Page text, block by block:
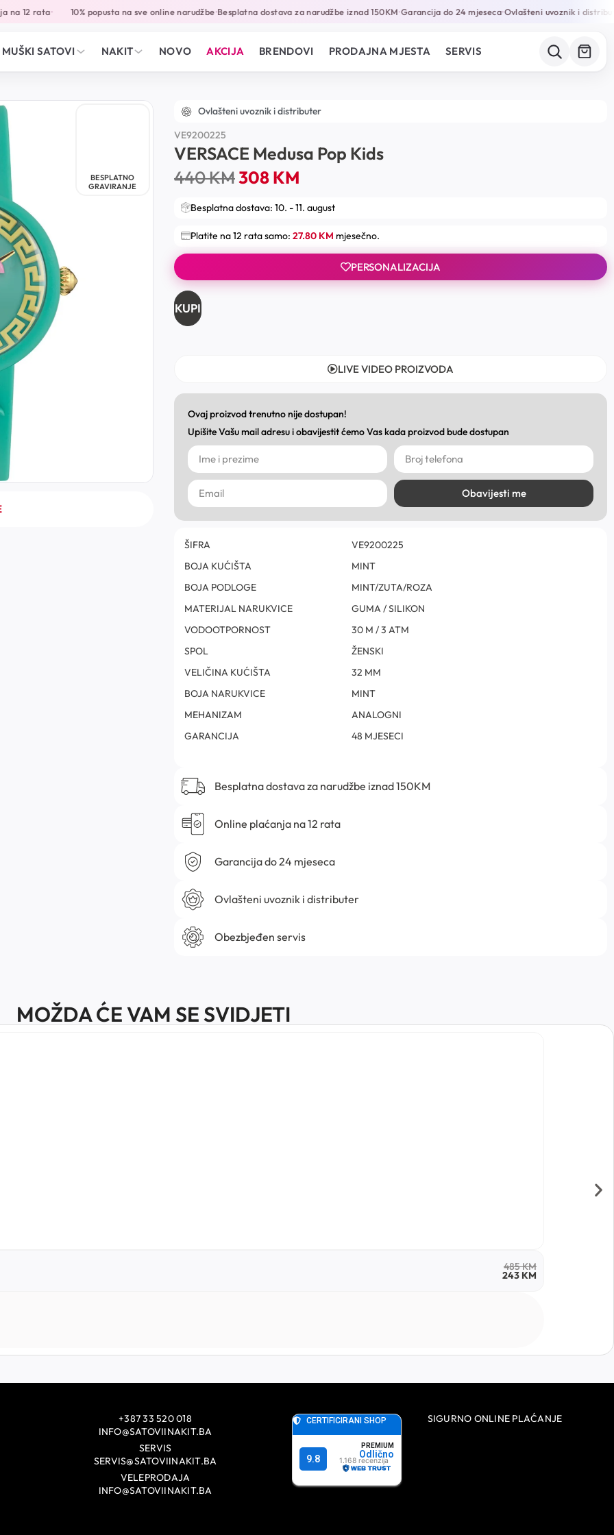
na 12 rata• 10% popusta na sve online narudžbe•Besplatna dostava za narudžbe iznad 150KM•Garancija do 24 mjeseca•Ovlašteni uvoznik i
MUŠKI SATOVI NAKIT NOVO AKCIJA BRENDOVI PRODAJNA MJESTA SERVIS
BESPLATNO
GRAVIRANJE
Ovlašteni uvoznik i distributer
VE9200225
VERSACE Medusa Pop Kids
440KM308KM
Besplatna dostava: 10. - 11. august
Platite na 12 rata samo: 27.80 KM mjesečno.
PERSONALIZACIJA
KUPI
LIVE VIDEO PROIZVODA
Ovaj proizvod trenutno nije dostupan!
Upišite Vašu mail adresu i obavijestit ćemo Vas kada proizvod bude dostupan
Obavijesti me
ŠIFRA
VE9200225
BOJA KUĆIŠTA
MINT
BOJA PODLOGE
MINT/ZUTA/ROZA
MATERIJAL NARUKVICE
GUMA / SILIKON
VODOOTPORNOST
30 M / 3 ATM
SPOL
ŽENSKI
VELIČINA KUĆIŠTA
32 MM
BOJA NARUKVICE
MINT
MEHANIZAM
ANALOGNI
GARANCIJA
48 MJESECI
Besplatna dostava za narudžbe iznad 150KM
Online plaćanja na 12 rata
Garancija do 24 mjeseca
Ovlašteni uvoznik i distributer
Obezbjeđen servis
MOŽDA ĆE VAM SE SVIDJETI
485KM
243 KM
+387 33 520 018
INFO@SATOVIINAKIT.BA
SERVIS
SERVIS@SATOVIINAKIT.BA
VELEPRODAJA
INFO@SATOVIINAKIT.BA
SIGURNO ONLINE PLAĆANJE